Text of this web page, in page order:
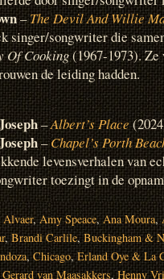
–The Devil And Willie
singer/songwriter die
Of Cooking(1967-1973). Ze
de leiding hadden.
–Albert’s Place
–Chapel’s Porth
levensverhalen van
toezingt in de
,Amy Speace, Ana Moura,
,Brandi Carlile,Buckingham &
,Chicago,Erland Oye & La
Gerard van Maasakkers,Henny